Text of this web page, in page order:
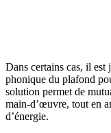
Dans certains cas, il
phonique du plafond
solution permet de
main-d’œuvre, tout en
d’énergie.